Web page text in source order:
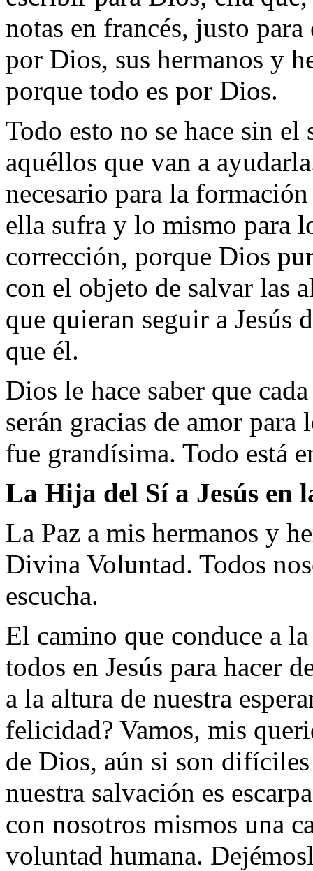
notas en francés, justo
por Dios, sus hermanos y
porque todo es por Dios.
Todo esto no se hace sin
aquéllos que van a
necesario para la
ella sufra y lo mismo para
corrección, porque Dios
con el objeto de salvar las
que quieran seguir a Jesús
que él.
Dios le hace saber que
serán gracias de amor
fue grandísima. Todo está
La Hija del Sí a Jesús en
La Paz a mis hermanos y
Divina Voluntad. Todos
escucha.
El camino que conduce a
todos en Jesús para hacer
a la altura de nuestra
felicidad? Vamos, mis
de Dios, aún si son
nuestra salvación es
con nosotros mismos una
voluntad humana.